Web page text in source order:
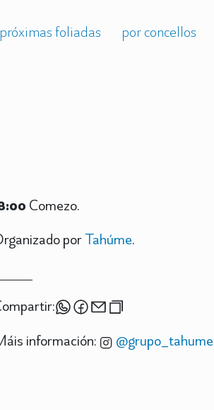
próximas foliadas por concellos
Comezo.
porTahúme.
información:
@grupo_tahume